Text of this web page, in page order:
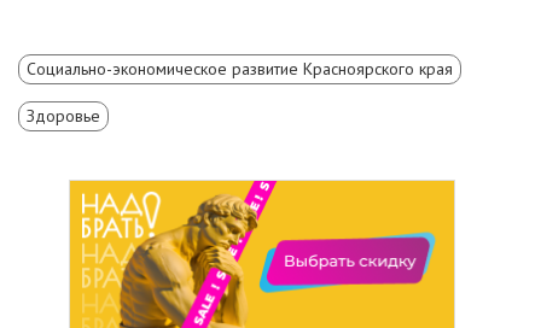
Социально-экономическое развитие Красноярского края
Здоровье